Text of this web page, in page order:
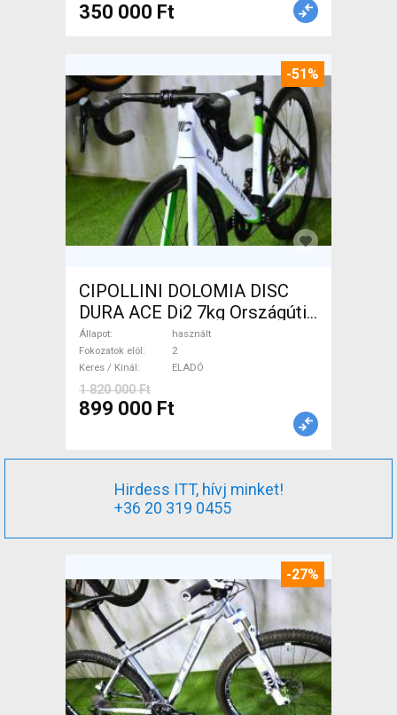
350 000 Ft
-51%
CIPOLLINI DOLOMIA DISC
DURA ACE Di2 7kg Országúti
tárcsafék használt ELADÓ
Állapot
használt
Fokozatok elöl
2
Keres / Kínál
ELADÓ
1 820 000 Ft
899 000 Ft
Hirdess ITT, hívj minket!
+36 20 319 0455
-27%